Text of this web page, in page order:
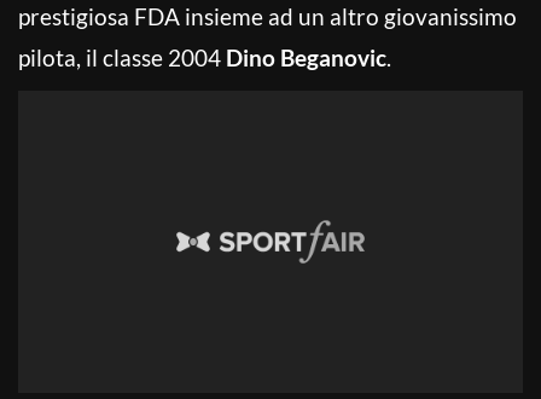
prestigiosa FDA insieme ad un altro giovanissimo
pilota, il classe 2004 Dino Beganovic.